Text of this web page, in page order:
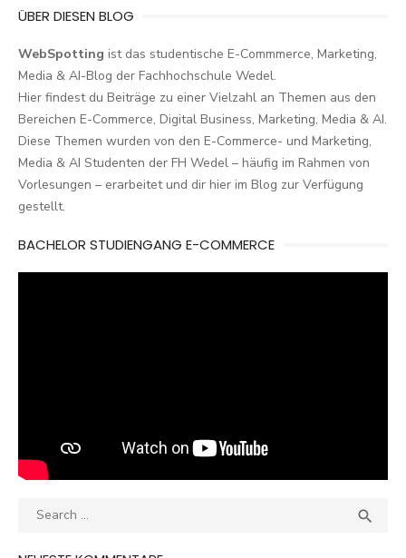
ÜBER DIESEN BLOG
WebSpotting ist das studentische E-Commmerce, Marketing,
Media & AI-Blog der Fachhochschule Wedel.
Hier findest du Beiträge zu einer Vielzahl an Themen aus den
Bereichen E-Commerce, Digital Business, Marketing, Media & AI.
Diese Themen wurden von den E-Commerce- und Marketing,
Media & AI Studenten der FH Wedel – häufig im Rahmen von
Vorlesungen – erarbeitet und dir hier im Blog zur Verfügung
gestellt.
BACHELOR STUDIENGANG E-COMMERCE
Search
